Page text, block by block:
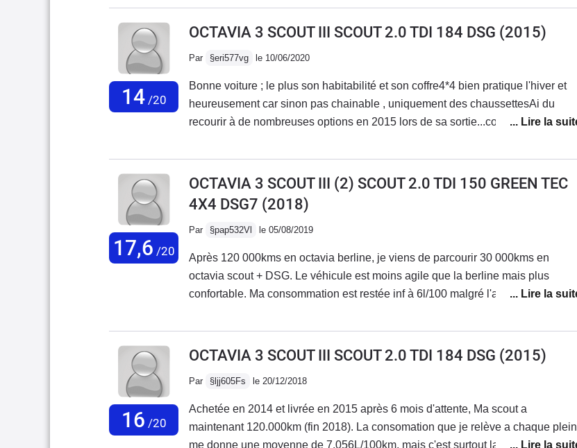
pas bonne en tenue de route/conduite sportive.
14/20
OCTAVIA 3 SCOUT III SCOUT 2.0 TDI 184 DSG (2015)
Par §eri577vg le 10/06/2020
Bonne voiture ; le plus son habitabilité et son coffre4*4 bien pratique l'hiver et
heureusement car sinon pas chainable , uniquement des chaussettesAi du
recourir à de nombreuses options en 2015 lors de sa sortie...coté mécanique :
souhaité plus d'équipements de série pour le meme budget (39900 euros
acheté en 04/2015
17,6 /20
OCTAVIA 3 SCOUT III (2) SCOUT 2.0 TDI 150 GREEN TEC
4X4 DSG7 (2018)
Par §pap532Vl le 05/08/2019
Après 120 000kms en octavia berline, je viens de parcourir 30 000kms en
octavia scout + DSG. Le véhicule est moins agile que la berline mais plus
confortable. Ma consommation est restée inf à 6l/100 malgré l'augmentation du
excellente tractrice: on ne sent pas le poids de la remorque de 750kgs. Aucun
souci mécanique ou autre. Un point critique : les phares à Led sont trop
puissants en face des panneaux réfléchissants qui deviennent éblouissants en
pleins phares. Achat un peu cher ( 30 000€ pour une occasion 6 mois et
3000kms ) mais prix justifié.
16 /20
OCTAVIA 3 SCOUT III SCOUT 2.0 TDI 184 DSG (2015)
Par §ljj605Fs le 20/12/2018
Achetée en 2014 et livrée en 2015 après 6 mois d'attente, Ma scout a
maintenant 120.000km (fin 2018). La consomation que je relève a chaque plein
me donne une moyenne de 7.056L/100km, mais c'est surtout la consommation